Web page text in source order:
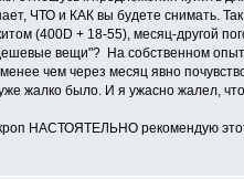
ЧТО и КАК вы будете снимать.
(400D + 18-55), месяц-другой
вещи"? На собственном
чем через месяц явно
жалко было. И я ужасно жалел,
НАСТОЯТЕЛЬНО рекомендую